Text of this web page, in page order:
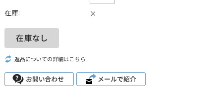
在庫:
×
返品についての詳細はこちら